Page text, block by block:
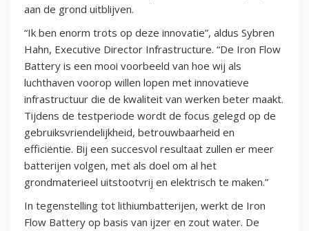
aan de grond uitblijven.
“Ik ben enorm trots op deze innovatie”, aldus Sybren
Hahn, Executive Director Infrastructure. “De Iron Flow
Battery is een mooi voorbeeld van hoe wij als
luchthaven voorop willen lopen met innovatieve
infrastructuur die de kwaliteit van werken beter maakt.
Tijdens de testperiode wordt de focus gelegd op de
gebruiksvriendelijkheid, betrouwbaarheid en
efficiëntie. Bij een succesvol resultaat zullen er meer
batterijen volgen, met als doel om al het
grondmaterieel uitstootvrij en elektrisch te maken.”
In tegenstelling tot lithiumbatterijen, werkt de Iron
Flow Battery op basis van ijzer en zout water. De